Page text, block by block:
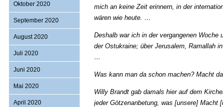
Oktober 2020
September 2020
August 2020
Juli 2020
Juni 2020
Mai 2020
April 2020
mich an keine Zeit erinnern, in der
wären wie heute. …
Deshalb war ich in der vergangenen
der Ostukraine; über Jerusalem, Ramallah
…
Was kann man da schon machen? Macht
Willy Brandt gab damals hier auf dem
jeder Götzenanbetung, was [unsere]